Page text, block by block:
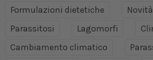
Formulazioni dietetiche
Parassitosi
Lagomorfi
Cambiamento climatico